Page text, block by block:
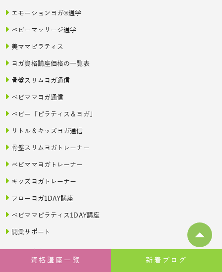
エモーションヨガ®通学
ベビーマッサージ通学
美ママピラティス
ヨガ資格講座価格の一覧表
骨盤スリムヨガ通信
ベビママヨガ通信
ベビー「ピラティス＆ヨガ」
リトル＆キッズヨガ通信
骨盤スリムヨガトレーナー
ベビママヨガトレーナー
キッズヨガトレーナー
フローヨガ1DAY講座
ベビママピラティス1DAY講座
開業サポート
新着ブログ
資格講座一覧